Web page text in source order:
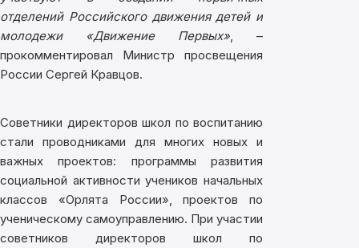
отделений Российского движения детей и
молодежи «Движение Первых» , –
прокомментировал Министр просвещения
России Сергей Кравцов.
Советники директоров школ по воспитанию
стали проводниками для многих новых и
важных проектов: программы развития
социальной активности учеников начальных
классов «Орлята России», проектов по
ученическому самоуправлению. При участии
советников директоров школ по